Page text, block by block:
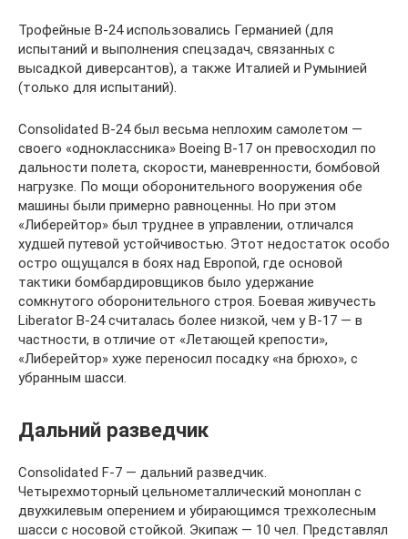
Трофейные В-24 использовались Германией (для
испытаний и выполнения спецзадач, связанных с
высадкой диверсантов), а также Италией и Румынией
(только для испытаний).
Consolidated B-24 был весьма неплохим самолетом —
своего «одноклассника» Boeing B-17 он превосходил по
дальности полета, скорости, маневренности, бомбовой
нагрузке. По мощи оборонительного вооружения обе
машины были примерно равноценны. Но при этом
«Либерейтор» был труднее в управлении, отличался
худшей путевой устойчивостью. Этот недостаток особо
остро ощущался в боях над Европой, где основой
тактики бомбардировщиков было удержание
сомкнутого оборонительного строя. Боевая живучесть
Liberator В-24 считалась более низкой, чем у В-17 — в
частности, в отличие от «Летающей крепости»,
«Либерейтор» хуже переносил посадку «на брюхо», с
убранным шасси.
Дальний разведчик
Consolidated F-7 — дальний разведчик.
Четырехмоторный цельнометаллический моноплан с
двухкилевым оперением и убирающимся трехколесным
шасси с носовой стойкой. Экипаж — 10 чел. Представлял